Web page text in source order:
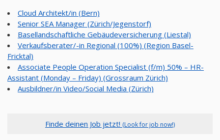
Cloud Architekt/in (Bern)
Senior SEA Manager (Zürich/Jegenstorf)
Basellandschaftliche Gebäudeversicherung (Liestal)
Verkaufsberater/-in Regional (100%) (Region Basel-
Fricktal)
Associate People Operation Specialist (f/m) 50% – HR-
Assistant (Monday – Friday) (Grossraum Zürich)
Ausbildner/in Video/Social Media (Zürich)
Finde deinen Job jetzt! (Look for job now!)